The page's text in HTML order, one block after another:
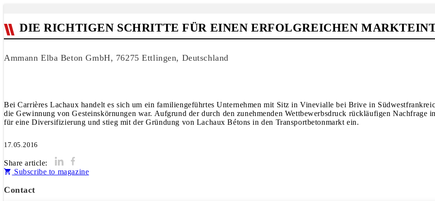
DIE RICHTIGEN SCHRITTE FÜR EINEN ERFOLGREICHEN
Ammann Elba Beton GmbH, 76275 Ettlingen, Deutschland
Bei Carrières Lachaux handelt es sich um ein familiengeführtes Unternehmen mit Sitz in Vinevialle bei Brive in
die Gewinnung von Gesteinskörnungen war. Aufgrund der durch den zunehmenden Wettbewerbsdruck rückläufigen Nachfrage
für eine Diversifizierung und stieg mit der Gründung von Lachaux Bétons in den Transportbetonmarkt ein.
17.05.2016
Share article:
Subscribe to magazine
Contact